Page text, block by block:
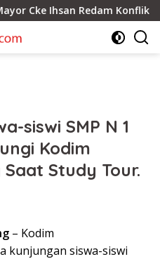
Redam Konflik Timah
siswi SMP N 1
Kodim
Study Tour.
– Kodim
kunjungan siswa-siswi